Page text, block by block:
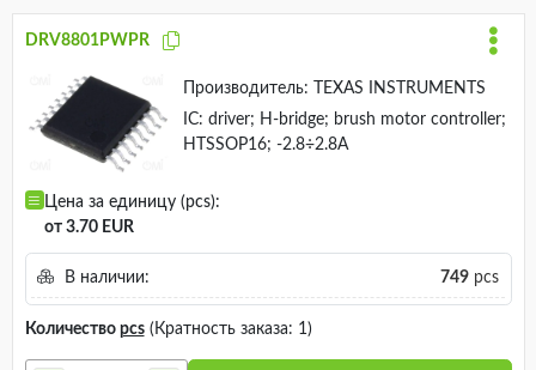
DRV8801PWPR
Производитель:
TEXAS INSTRUMENTS
IC: driver; H-bridge; brush motor controller;
HTSSOP16; -2.8÷2.8A
Цена за единицу (pcs):
от 3.70 EUR
В наличии: 749pcs
Количество pcs(Кратность заказа: 1)